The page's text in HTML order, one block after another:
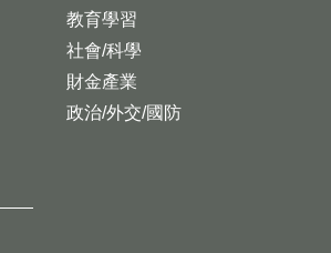
教育學習
社會/科學
財金產業
政治/外交/國防